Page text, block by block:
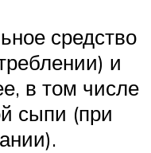
средство
и
в том числе
сыпи (при